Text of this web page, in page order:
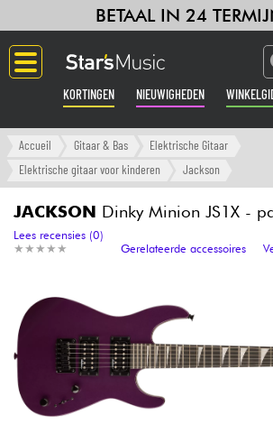
BETAAL IN 24
KORTINGEN NIEUWIGHEDEN
Langue
Versterker & Effecten
Synths & samplers
Home-studio
Accueil Gitaar & Bas
Elektrische Gitaar
Elektrische gitaar voor kinderen
Jackson
JACKSON Dinky Minion JS1X -
★ ★ ★ ★ ★
★ ★ ★ ★ ★
Lees recensies (0)
Gerelateerde accessoires